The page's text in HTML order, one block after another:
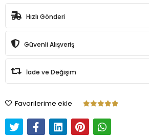
Hızlı Gönderi
Güvenli Alışveriş
İade ve Değişim
Favorilerime ekle